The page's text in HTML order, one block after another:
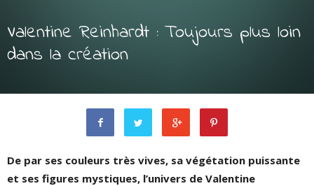
Valentine Reinhardt : Toujours plus loin
dans la création
De par ses couleurs très vives, sa végétation puissante
et ses figures mystiques, l’univers de Valentine